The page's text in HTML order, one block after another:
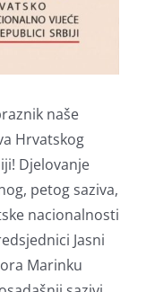
naše
Hrvatskog
Djelovanje
petog saziva,
nacionalnosti
Jasni
Marinku